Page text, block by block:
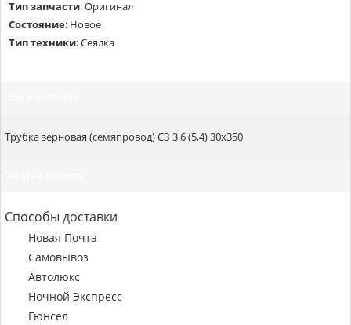
Тип запчасти:Оригинал
Состояние: Новое
Тип техники:Сеялка
Трубка зерновая (семяпровод) СЗ 3,6 (5,4) 30х350
Способы доставки
Новая Почта
Самовывоз
Автолюкс
Ночной Экспресс
Гюнсел